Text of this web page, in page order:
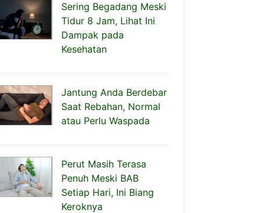
Sering Begadang Meski
Tidur 8 Jam, Lihat Ini
Dampak pada
Kesehatan
Jantung Anda Berdebar
Saat Rebahan, Normal
atau Perlu Waspada
Perut Masih Terasa
Penuh Meski BAB
Setiap Hari, Ini Biang
Keroknya